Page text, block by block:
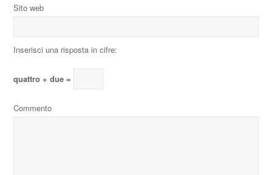
Sito web
Inserisci una risposta in cifre:
quattro + due =
Commento